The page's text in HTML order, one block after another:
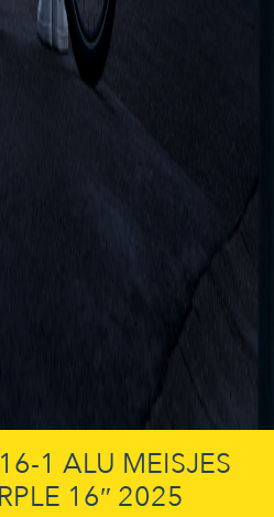
1 ALU MEISJES
16″ 2025